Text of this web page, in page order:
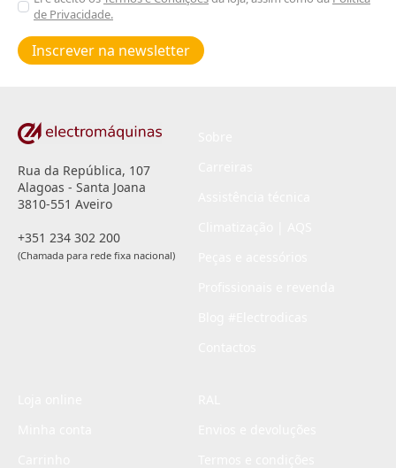
Poiticas
de
privacidade
de Privacidade.
Inscrever na newsletter
Rua da República, 107
Alagoas - Santa Joana
3810-551 Aveiro
+351 234 302 200
(Chamada para rede fixa nacional)